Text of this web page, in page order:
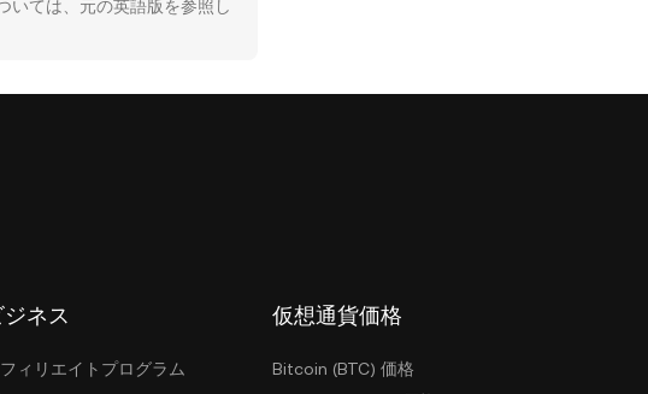
いては、元の英語版を参照し
ジネス
ィリエイトプログラム
仮想通貨価格
Bitcoin (BTC) 価格